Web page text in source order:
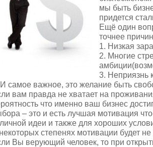
мы быть
придется
Ещё один
точнее
1. Низкая
2. Многие
3. Неприязнь
самое важное, это желание быть
вам правда не хватает на
что именно ваш бизнес
– это и есть лучшая мотивация
идеи и также для хороших
степенях мотивации будет не
Вы верующий человек, то при